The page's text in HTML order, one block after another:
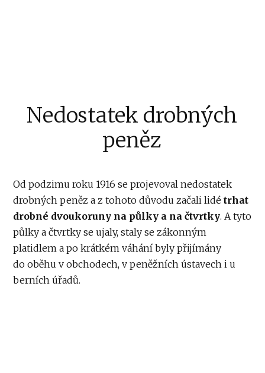
Nedostatek drobných
peněz
Od podzimu roku 1916 se projevoval nedostatek
drobných peněz a z tohoto důvodu začali lidétrhat
drobné dvoukoruny na půlky a na čtvrtky. A tyto
půlky a čtvrtky se ujaly, staly se zákonným
platidlem a po krátkém váhání byly přijímány
do oběhu v obchodech, v peněžních ústavech i u
berních úřadů.